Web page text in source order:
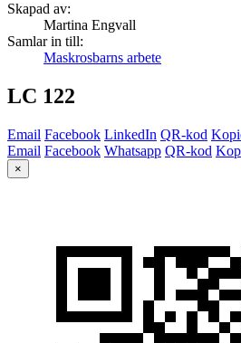
Skapad av:
Martina Engvall
Samlar in till:
Maskrosbarns arbete
LC 122
Email Facebook LinkedIn QR-kod
Email Facebook Whatsapp QR-kod
×